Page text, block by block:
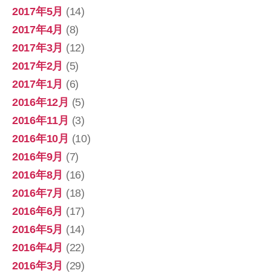
2017年5月 (14)
2017年4月 (8)
2017年3月 (12)
2017年2月 (5)
2017年1月 (6)
2016年12月 (5)
2016年11月 (3)
2016年10月 (10)
2016年9月 (7)
2016年8月 (16)
2016年7月 (18)
2016年6月 (17)
2016年5月 (14)
2016年4月 (22)
2016年3月 (29)